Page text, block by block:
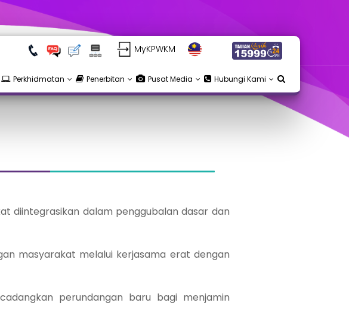
Perkhidmatan Penerbitan Pusat Media Hubungi Kami
MyKPWKM
diintegrasikan dalam penggubalan dasar dan
masyarakat melalui kerjasama erat dengan
perundangan baru bagi menjamin